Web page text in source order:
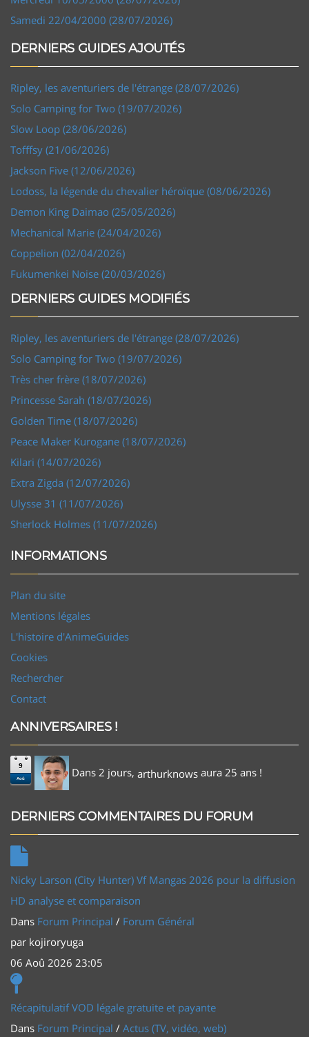
Samedi 22/04/2000 (28/07/2026)
DERNIERS GUIDES AJOUTÉS
Ripley, les aventuriers de l'étrange (28/07/2026)
Solo Camping for Two (19/07/2026)
Slow Loop (28/06/2026)
Tofffsy (21/06/2026)
Jackson Five (12/06/2026)
Lodoss, la légende du chevalier héroïque (08/06/2026)
Demon King Daimao (25/05/2026)
Mechanical Marie (24/04/2026)
Coppelion (02/04/2026)
Fukumenkei Noise (20/03/2026)
DERNIERS GUIDES MODIFIÉS
Ripley, les aventuriers de l'étrange (28/07/2026)
Solo Camping for Two (19/07/2026)
Très cher frère (18/07/2026)
Princesse Sarah (18/07/2026)
Golden Time (18/07/2026)
Peace Maker Kurogane (18/07/2026)
Kilari (14/07/2026)
Extra Zigda (12/07/2026)
Ulysse 31 (11/07/2026)
Sherlock Holmes (11/07/2026)
INFORMATIONS
Plan du site
Mentions légales
L'histoire d'AnimeGuides
Cookies
Rechercher
Contact
ANNIVERSAIRES !
9
Aoû Dans 2 jours, arthurknows aura 25 ans !
DERNIERS COMMENTAIRES DU FORUM
Nicky Larson (City Hunter) Vf Mangas 2026 pour la diffusion
HD analyse et comparaison
Dans Forum Principal / Forum Général
par kojiroryuga
06 Aoû 2026 23:05
Récapitulatif VOD légale gratuite et payante
Dans Forum Principal / Actus (TV, vidéo, web)